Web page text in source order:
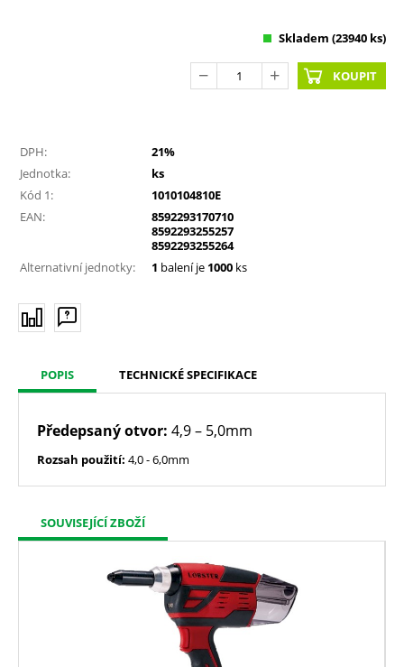
Skladem (23940 ks)
KOUPIT
DPH:
21%
Jednotka:
ks
Kód 1:
1010104810E
EAN:
8592293170710
8592293255257
8592293255264
Alternativní jednotky:
1 balení je 1000 ks
POPIS TECHNICKÉ SPECIFIKACE
Předepsaný otvor: 4,9 – 5,0mm
Rozsah použití: 4,0 - 6,0mm
SOUVISEJÍCÍ ZBOŽÍ